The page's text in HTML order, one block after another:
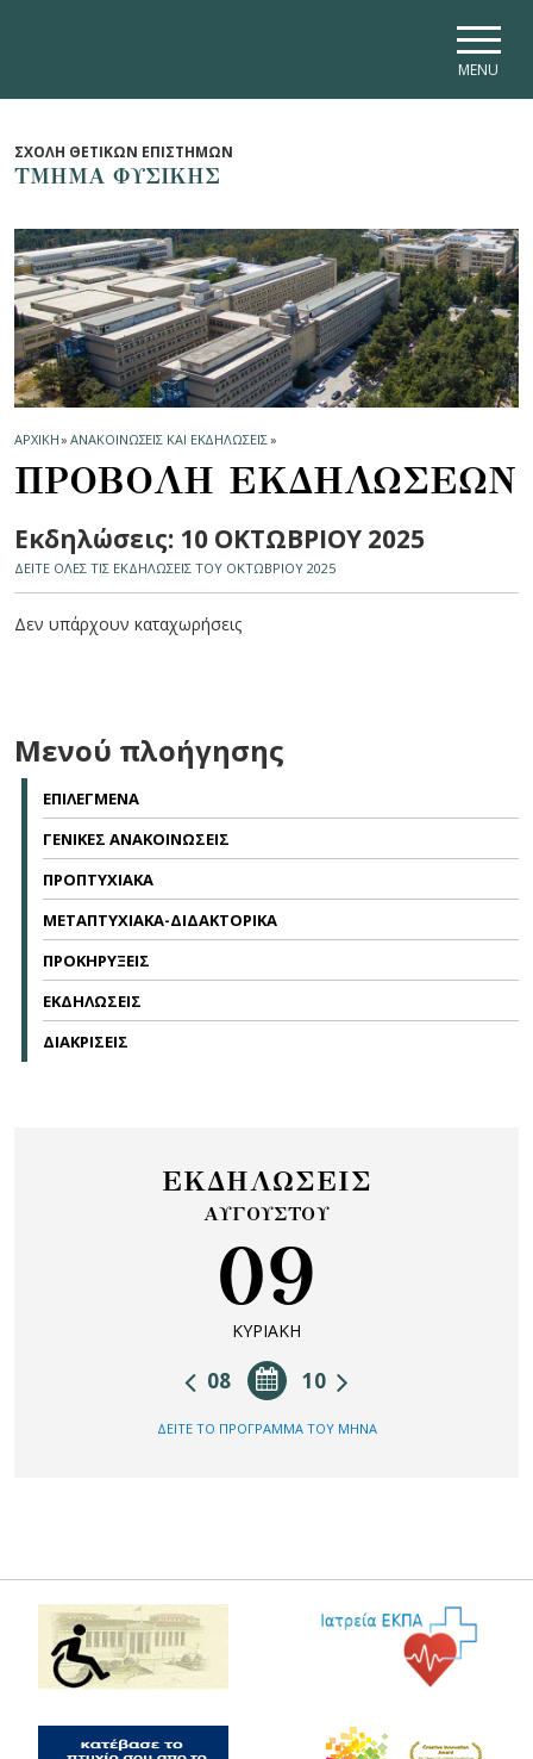
MENU
ΣΧΟΛΗ ΘΕΤΙΚΩΝ ΕΠΙΣΤΗΜΩΝ
ΤΜΗΜΑ ΦΥΣΙΚΗΣ
ΑΡΧΙΚΗ» ΑΝΑΚΟΙΝΩΣΕΙΣ ΚΑΙ ΕΚΔΗΛΩΣΕΙΣ»
ΠΡΟΒΟΛΗ ΕΚΔΗΛΩΣΕΩΝ
Εκδηλώσεις: 10 ΟΚΤΩΒΡΙΟΥ 2025
ΔΕΙΤΕ ΟΛΕΣ ΤΙΣ ΕΚΔΗΛΩΣΕΙΣ ΤΟΥ ΟΚΤΩΒΡΙΟΥ 2025
Δεν υπάρχουν καταχωρήσεις
Μενού πλοήγησης
ΕΠΙΛΕΓΜΕΝΑ
ΓΕΝΙΚΕΣ ΑΝΑΚΟΙΝΩΣΕΙΣ
ΠΡΟΠΤΥΧΙΑΚΑ
ΜΕΤΑΠΤΥΧΙΑΚΑ-ΔΙΔΑΚΤΟΡΙΚΑ
ΠΡΟΚΗΡΥΞΕΙΣ
ΕΚΔΗΛΩΣΕΙΣ
ΔΙΑΚΡΙΣΕΙΣ
ΕΚΔΗΛΩΣΕΙΣ
ΑΥΓΟΥΣΤΟΥ
09
ΚΥΡΙΑΚΗ
10
08
ΔΕΙΤΕ ΤΟ ΠΡΟΓΡΑΜΜΑ ΤΟΥ ΜΗΝΑ